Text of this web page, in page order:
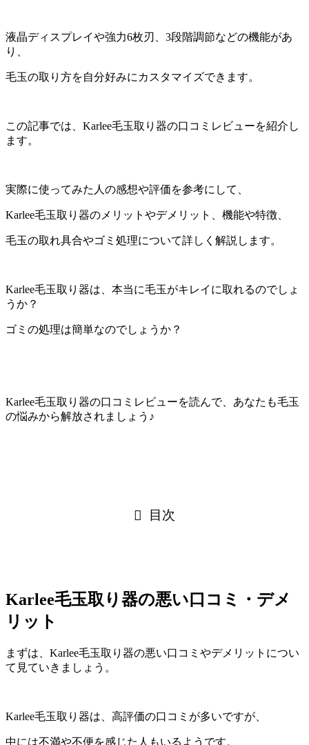
液晶ディスプレイや強力6枚刃、3段階調節などの機能があ
り、
毛玉の取り方を自分好みにカスタマイズできます。
この記事では、Karlee毛玉取り器の口コミレビューを紹介し
ます。
実際に使ってみた人の感想や評価を参考にして、
Karlee毛玉取り器のメリットやデメリット、機能や特徴、
毛玉の取れ具合やゴミ処理について詳しく解説します。
Karlee毛玉取り器は、本当に毛玉がキレイに取れるのでしょ
うか？
ゴミの処理は簡単なのでしょうか？
Karlee毛玉取り器の口コミレビューを読んで、あなたも毛玉
の悩みから解放されましょう♪
目次
Karlee毛玉取り器の悪い口コミ・デメ
リット
まずは、Karlee毛玉取り器の悪い口コミやデメリットについ
て見ていきましょう。
Karlee毛玉取り器は、高評価の口コミが多いですが、
中には不満や不便を感じた人もいるようです。